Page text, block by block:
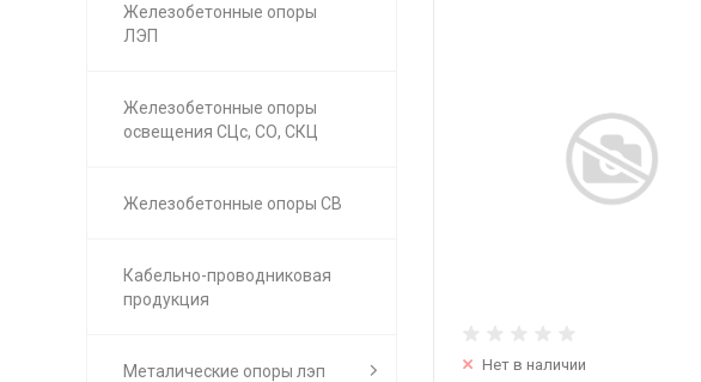
Железобетонные опоры
ЛЭП
Железобетонные опоры
освещения СЦс, СО, СКЦ
Железобетонные опоры СВ
Кабельно-проводниковая
продукция
Металические опоры лэп Нет в наличии